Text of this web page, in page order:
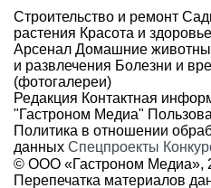
Строительство и ремонт
растения Красота и здоровье
Арсенал Домашние
и развлечения Болезни и
(фотогалереи)
Редакция Контактная
"Гастроном Медиа"
Политика в отношении
данных Спецпроекты
© ООО «Гастроном Медиа»,
Перепечатка материалов